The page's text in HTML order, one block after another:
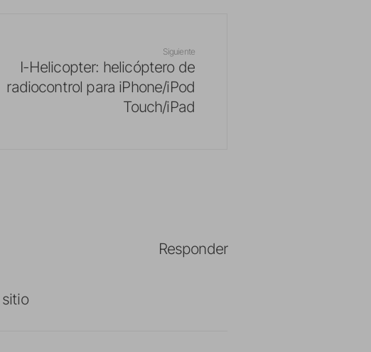
Siguiente
I-Helicopter: helicóptero de
radiocontrol para iPhone/iPod
Touch/iPad
Responder